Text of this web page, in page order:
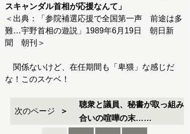
スキャンダル首相が応援なんて」
＜出典：「参院補選応援で全国第一声 前途は多
難…宇野首相の遊説」1989年6月19日 朝日新
聞 朝刊＞
関係ないけど、在任期間も「卑猥」な感じだ
な！このスケベ！
次のページ
聴衆と議員、秘書が取っ組み
合いの喧嘩の末……